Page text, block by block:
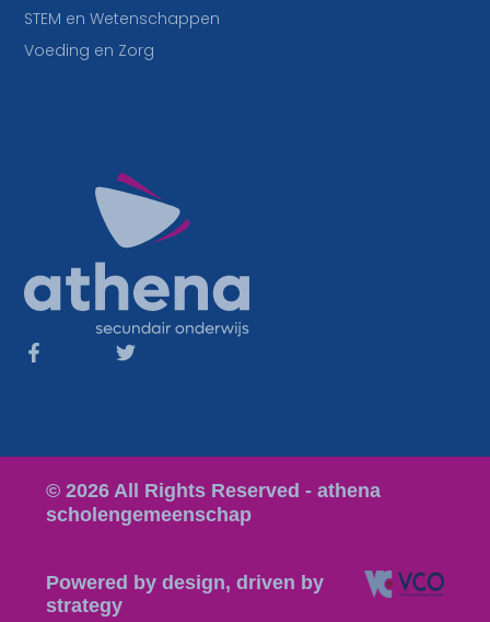
STEM en Wetenschappen
Voeding en Zorg
© 2026 All Rights Reserved - athena
scholengemeenschap
Powered by design, driven by
strategy